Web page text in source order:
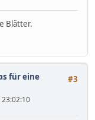
Blätter.
#3
für eine